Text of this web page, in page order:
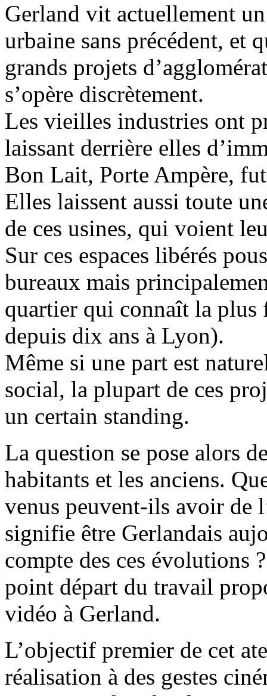
Gerland vit actuellement
urbaine sans précédent, et
grands projets
s’opère discrètement.
Les vieilles industries ont
laissant derrière elles
Bon Lait, Porte Ampère,
Elles laissent aussi toute
de ces usines, qui voient
Sur ces espaces libérés
bureaux mais
quartier qui connaît la plus
depuis dix ans à Lyon).
Même si une part est
social, la plupart de ces
un certain standing.
La question se pose alors
habitants et les anciens.
venus peuvent-ils avoir de
signifie être Gerlandais
compte des ces évolutions
point départ du travail
vidéo à Gerland.
L’objectif premier de cet
réalisation à des gestes